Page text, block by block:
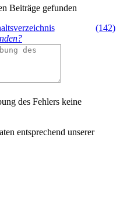
Beiträge gefunden
(142)
des Fehlers keine
entsprechend unserer